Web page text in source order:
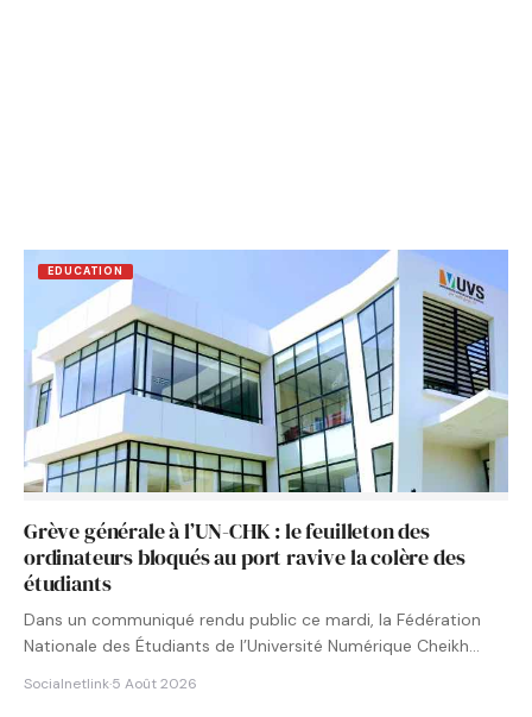
EDUCATION
Grève générale à l’UN-CHK : le feuilleton des
ordinateurs bloqués au port ravive la colère des
étudiants
Dans un communiqué rendu public ce mardi, la Fédération
Nationale des Étudiants de l’Université Numérique Cheikh
Socialnetlink·5 Août 2026